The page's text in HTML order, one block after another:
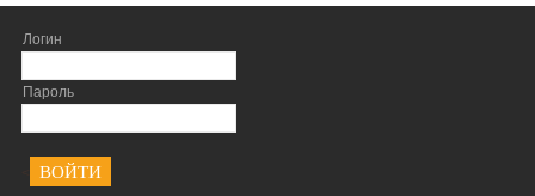
Логин
Пароль